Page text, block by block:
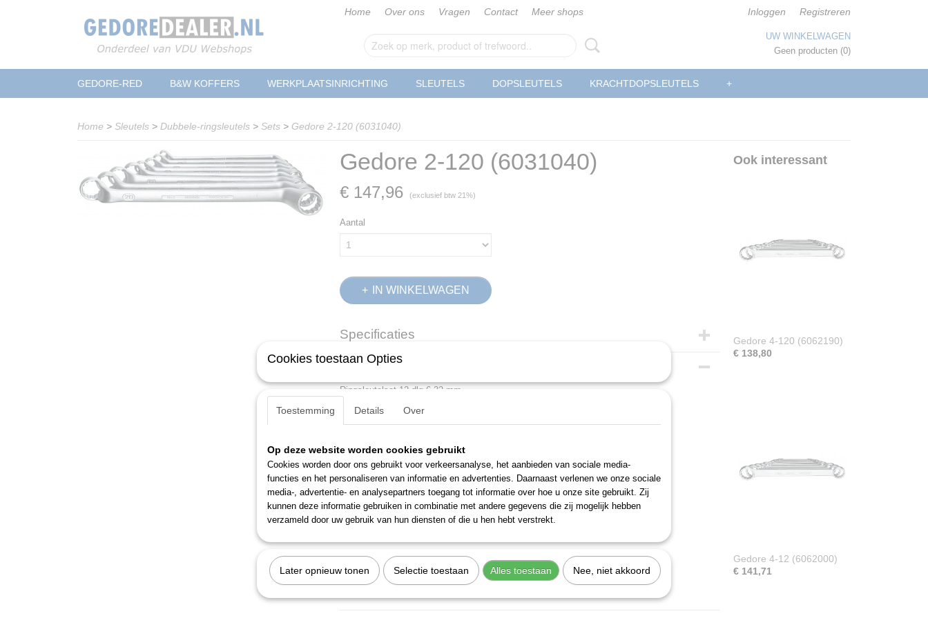
Home Over ons Vragen Contact Meer shops Inloggen Registreren
UW WINKELWAGEN
Geen producten (0)
GEDORE-RED B&W KOFFERS WERKPLAATSINRICHTING SLEUTELS DOPSLEUTELS KRACHTDOPSLEUTELS +
Home > Sleutels > Dubbele-ringsleutels > Sets > Gedore 2-120 (6031040)
Gedore 2-120 (6031040)
€ 147,96 (exclusief btw 21%)
Aantal
IN WINKELWAGEN
Specificaties
Productcode
Productcode leverancier
2-120
Afmetingen (l,b,h)
Omschrijving
Ringsleutelset 12-dlg 6-32 mm.
Omschrijving
diep gebogen, met dunwandige ringen
uitvoering volgens DIN 838, ISO 3318, ISO 1085, ISO 10104
GEDORE-vanadium staal 31CrV3, verchroomd
Inhoud
gewicht: 4,000 kg
Ook interessant
Gedore 4-120 (6062190)
€ 138,80
Gedore 4-12 (6062000)
€ 141,71
Cookies toestaan Opties
Toestemming Details Over
Op deze website worden cookies gebruikt
Cookies worden door ons gebruikt voor verkeersanalyse, het aanbieden van sociale media-
functies en het personaliseren van informatie en advertenties. Daarnaast verlenen we onze sociale
media-, advertentie- en analysepartners toegang tot informatie over hoe u onze site gebruikt. Zij
kunnen deze informatie gebruiken in combinatie met andere gegevens die zij mogelijk hebben
verzameld door uw gebruik van hun diensten of die u hen hebt verstrekt.
Later opnieuw tonen Selectie toestaan Alles toestaan Nee, niet akkoord